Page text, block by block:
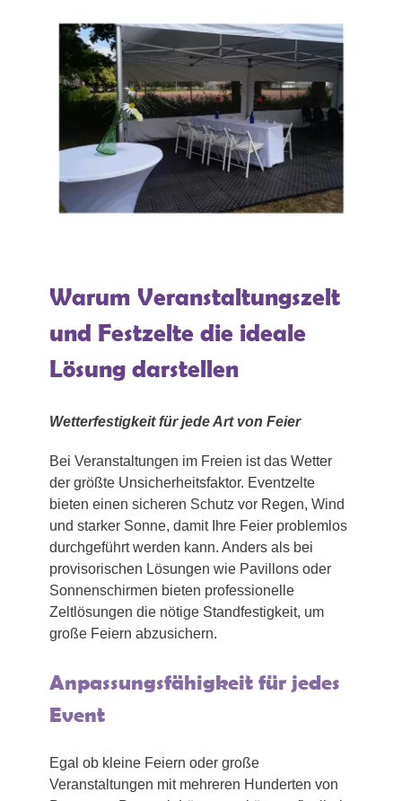
Warum Veranstaltungszelt
und Festzelte die ideale
Lösung darstellen
Wetterfestigkeit für jede Art von Feier
Bei Veranstaltungen im Freien ist das Wetter
der größte Unsicherheitsfaktor. Eventzelte
bieten einen sicheren Schutz vor Regen, Wind
und starker Sonne, damit Ihre Feier problemlos
durchgeführt werden kann. Anders als bei
provisorischen Lösungen wie Pavillons oder
Sonnenschirmen bieten professionelle
Zeltlösungen die nötige Standfestigkeit, um
große Feiern abzusichern.
Anpassungsfähigkeit für jedes
Event
Egal ob kleine Feiern oder große
Veranstaltungen mit mehreren Hunderten von